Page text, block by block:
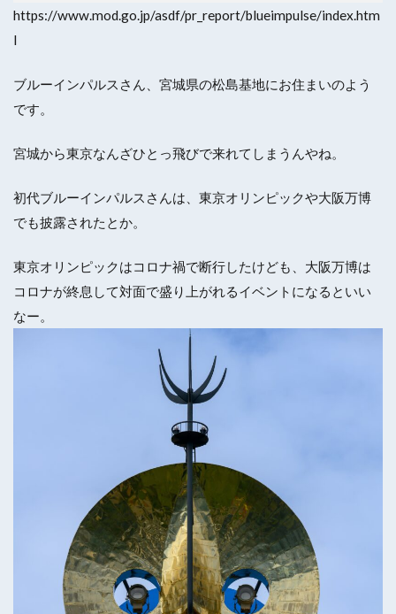
https://www.mod.go.jp/asdf/pr_report/blueimpulse/index.htm
l
ブルーインパルスさん、宮城県の松島基地にお住まいのよう
です。
宮城から東京なんざひとっ飛びで来れてしまうんやね。
初代ブルーインパルスさんは、東京オリンピックや大阪万博
でも披露されたとか。
東京オリンピックはコロナ禍で断行したけども、大阪万博は
コロナが終息して対面で盛り上がれるイベントになるといい
なー。